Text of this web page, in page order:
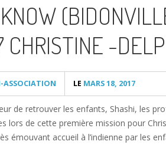
CHRISTINE -
ASSOCIATION LE MARS 18, 2017
de retrouver les enfants, Shashi, les
lors de cette première mission pour
émouvant accueil à l’indienne par les